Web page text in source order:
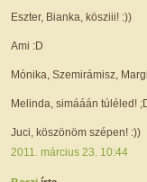
Eszter, Bianka, kösziii! :))
Ami :D
Mónika, Szemirámisz,
Melinda, simááán túléled!
Juci, köszönöm szépen! :))
2011. március 23. 10:44